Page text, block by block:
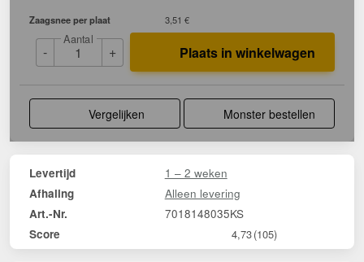
Zaagsnee per plaat 3,51 €
-
Aantal
+ Plaats in winkelwagen
Vergelijken Monster bestellen
Levertijd 1 – 2 weken
Afhaling Alleen levering
Art.-Nr. 7018148035KS
Score 4,73(105)